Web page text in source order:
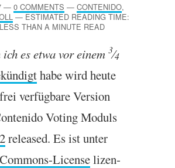
— 0 COMMENTS — CONTENIDO,
—ESTIMATED READING TIME:
THAN A MINUTE READ
ich es etwa vor einem 3⁄4
habe wird heute
ver­füg­bare Ver­sion
Vot­ing Mod­uls
released. Es ist unter
Licenselizen­